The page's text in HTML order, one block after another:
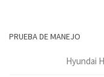
PRUEBA DE MANEJO
Hyundai